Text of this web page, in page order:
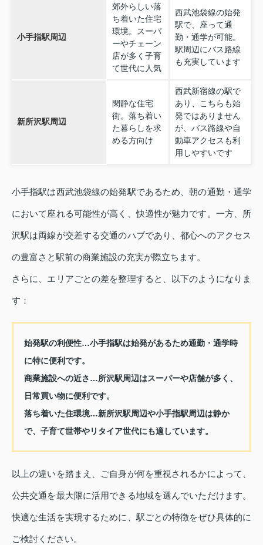
小手指駅周辺
郊外らしい落
ち着いた住宅
環境。スーパ
ーやチェーン
店が多く子育
て世代に人気
西武池袋線の始発
駅で、座って通
勤・通学が可能。
駅周辺にバス路線
も充実しています
新所沢駅周辺
閑静な住宅
街。落ち着い
た暮らしを求
める方向け
西武新宿線の駅で
あり、こちらも始
発ではありません
が、バス路線や自
動車アクセスも利
用しやすいです
小手指駅は西武池袋線の始発駅であるため、朝の通勤・通学
において座れる可能性が高く、快適性が魅力です。一方、所
沢駅は両線が交差する交通のハブであり、都心へのアクセス
の豊富さと駅前の商業施設の充実が際立ちます。
さらに、エリアごとの差を整理すると、以下のようになりま
す：
始発駅の利便性…小手指駅は始発があるため通勤・通学時
に特に便利です。
商業施設への近さ…所沢駅周辺はスーパーや店舗が多く、
日常買い物に便利です。
落ち着いた住環境…新所沢駅周辺や小手指駅周辺は静か
で、子育て世帯やリタイア世代にも適しています。
以上の違いを踏まえ、ご自身が何を重視されるかによって、
公共交通を最大限に活用できる地域を選んでいただけます。
快適な生活を実現するために、駅ごとの特徴をぜひ具体的に
ご検討ください。